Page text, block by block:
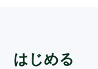
はじめる